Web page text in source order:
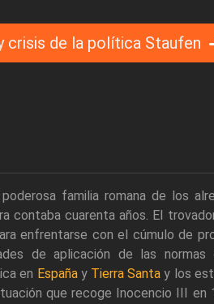
crisis de la política Staufen
familia romana de los
contaba cuarenta años. El
enfrentarse con el cúmulo de
de aplicación de las normas
en Españay Tierra Santa y los
que recoge Inocencio III en